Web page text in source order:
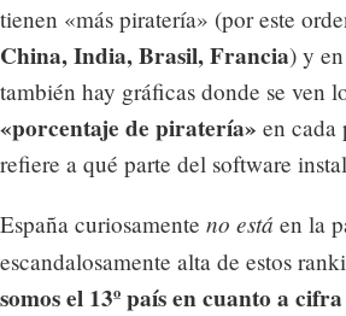
tienen «más piratería» (por este
China, India, Brasil, Francia) y
también hay gráficas donde se ven
«porcentaje de piratería» en cada
refiere a qué parte del software
España curiosamente no está en la
escandalosamente alta de estos
somos el 13º país en cuanto a